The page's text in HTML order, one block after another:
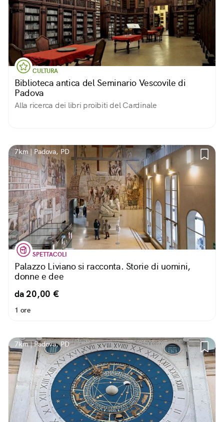
CULTURA
Biblioteca antica del Seminario Vescovile di
Padova
Alla ricerca dei libri proibiti del Cardinale
7km | Padova, PD
SPETTACOLI
Palazzo Liviano si racconta. Storie di uomini,
donne e dee
da 20,00 €
1 ore
7km | Padova, PD